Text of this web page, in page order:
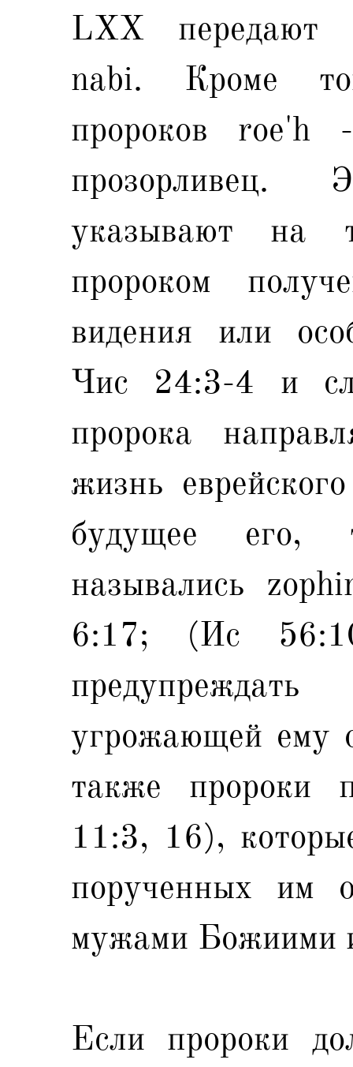
LXX передают
nabi. Кроме
пророков
указывают на
пророком
видения или
Чис 24:3-4 и
пророка
жизнь
будущее его,
назывались
6:17; (Ис
угрожающей ему
также пророки
11:3, 16),
порученных им
мужами Божиими
Если пророки